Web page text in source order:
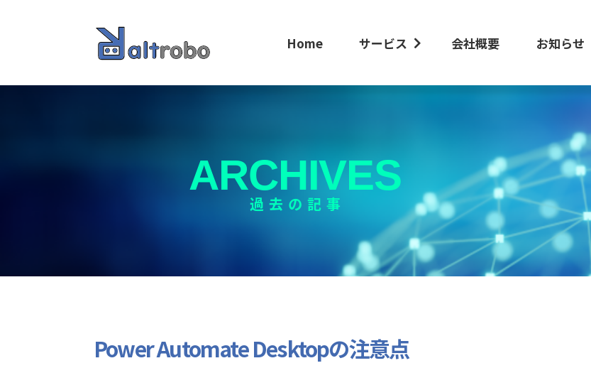
Home サービス 会社概要 お知らせ
ARCHIVES
過去の記事
Power Automate Desktopの注意点